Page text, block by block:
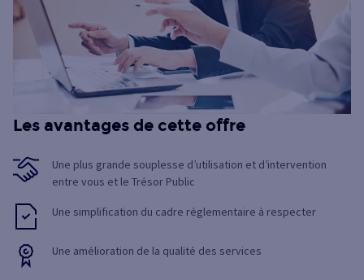
Les avantages de cette offre
Une plus grande souplesse d’utilisation et d’intervention
entre vous et le Trésor Public
Une simplification du cadre réglementaire à respecter
Une amélioration de la qualité des services